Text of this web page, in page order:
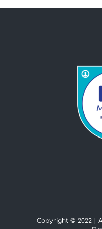
Copyright © 2022 |